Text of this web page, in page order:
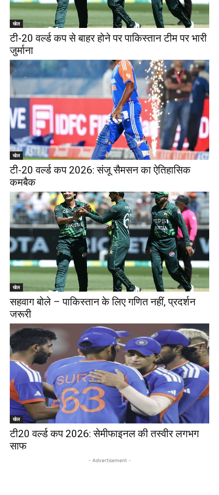
खेल
टी-20 वर्ल्ड कप से बाहर होने पर पाकिस्तान टीम पर भारी
जुर्माना
खेल
टी-20 वर्ल्ड कप 2026: संजू सैमसन का ऐतिहासिक
कमबैक
खेल
सहवाग बोले – पाकिस्तान के लिए गणित नहीं, प्रदर्शन
जरूरी
खेल
टी20 वर्ल्ड कप 2026: सेमीफाइनल की तस्वीर लगभग
साफ
- Advertisement -